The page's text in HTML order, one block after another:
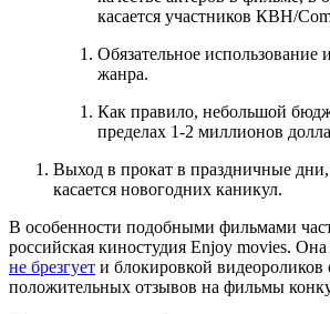
касается участников КВН/
Обязательное
жанра.
Как правило, небольшой
пределах 1-2 миллионов
Выход в прокат в праздничные дни,
касается новогодних каникул.
В особенности подобными фильмами
российская киностудия Enjoy movies.
не брезгует и блокировкой
положительных отзывов на фильмы